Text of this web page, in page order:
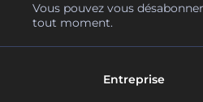
Vous pouvez vous
tout moment.
Entreprise